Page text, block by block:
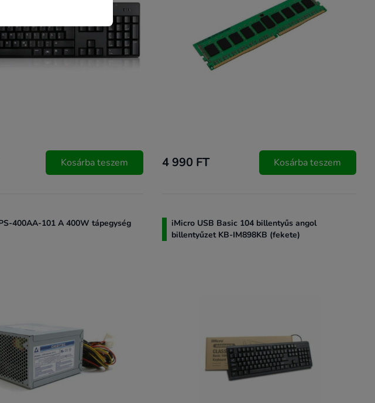
Kosárba teszem 4 990 FT Kosárba teszem
400AA-101 A 400W tápegység
iMicro USB Basic 104 billentyűs angol
billentyűzet KB-IM898KB (fekete)